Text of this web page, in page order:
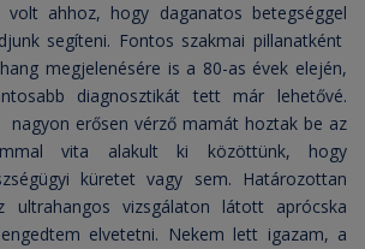
volt ahhoz, hogy daganatos betegséggel
segíteni. Fontos szakmai pillanatként
megjelenésére is a 80-as évek elején,
diagnosztikát tett már lehetővé.
nagyon erősen vérző mamát hoztak be az
vita alakult ki közöttünk, hogy
küretet vagy sem. Határozottan
ultrahangos vizsgálaton látott aprócska
elvetetni. Nekem lett igazam, a